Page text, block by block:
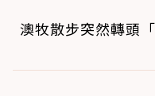
澳牧散步突然轉頭